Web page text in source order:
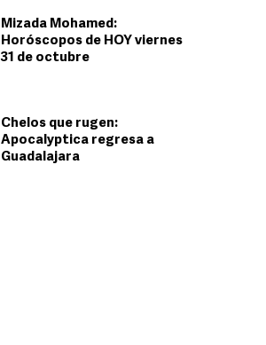
Mizada Mohamed:
Horóscopos de HOY viernes
31 de octubre
Chelos que rugen:
Apocalyptica regresa a
Guadalajara